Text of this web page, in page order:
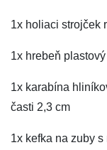
1x holiaci strojček
1x hrebeň
1x karabína
časti 2,3 cm
1x kefka na zuby